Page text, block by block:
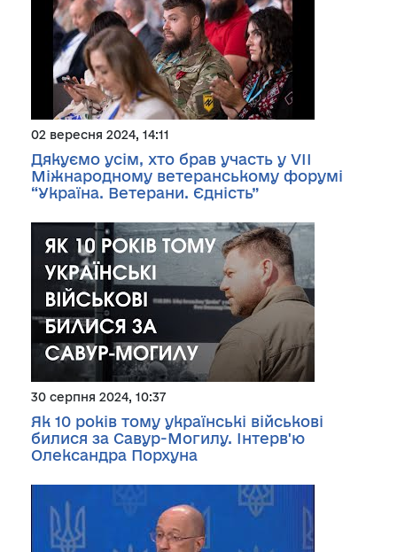
02 вересня 2024, 14:11
Дякуємо усім, хто брав участь у VIІ
Міжнародному ветеранському форумі
“Україна. Ветерани. Єдність”
30 серпня 2024, 10:37
Як 10 років тому українські військові
билися за Савур-Могилу. Інтерв'ю
Олександра Порхуна